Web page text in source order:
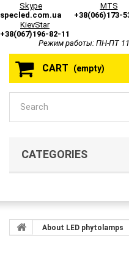
Skype
specled.com.ua
MTS
+38(066)173-
KievStar
+38(067)196-82-11
Режим работы: ПН-ПТ
CART (empty)
CATEGORIES
About LED phytolamps